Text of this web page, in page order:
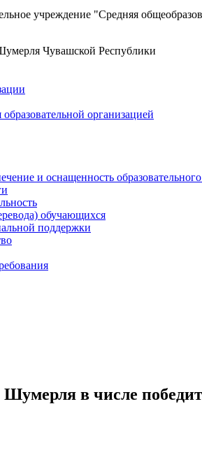
учреждение "Средняя
организацией
и оснащенность
обучающихся
поддержки
в числе